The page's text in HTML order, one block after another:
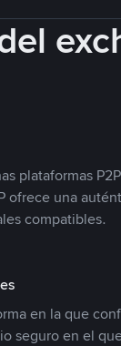
plataformas
ofrece una
compatibles.
en la que
seguro en el